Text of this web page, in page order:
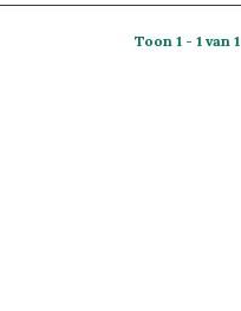
Toon 1 - 1 van 1